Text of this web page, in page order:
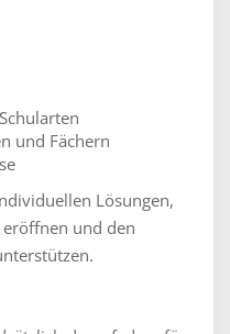
und Fächern
Lösungen,
und den